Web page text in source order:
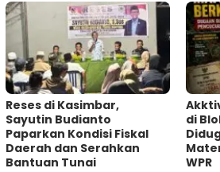
Reses di Kasimbar,
Sayutin Budianto
Paparkan Kondisi Fiskal
Daerah dan Serahkan
Bantuan Tunai
di
WPR